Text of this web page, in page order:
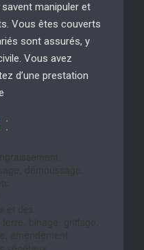
manipuler et
Vous êtes couverts
sont assurés, y
Vous avez
d’une prestation